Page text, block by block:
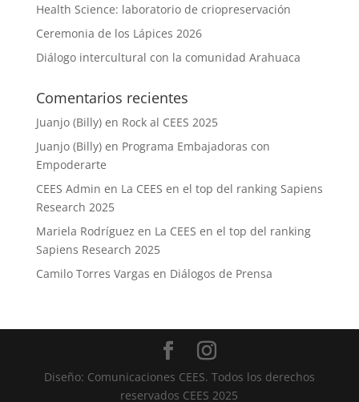
Health Science: laboratorio de criopreservación
Ceremonia de los Lápices 2026
Diálogo intercultural con la comunidad Arahuaca
Comentarios recientes
Juanjo (Billy)en Rock al CEES 2025
Juanjo (Billy)en Programa Embajadoras con
Empoderarte
CEES Admin en La CEES en el top del ranking Sapiens
Research 2025
Mariela Rodríguez en La CEES en el top del ranking
Sapiens Research 2025
Camilo Torres Vargas en Diálogos de Prensa
Diseño: Comunicaciones CEES. Todos los derechos
reservados CEES 2025